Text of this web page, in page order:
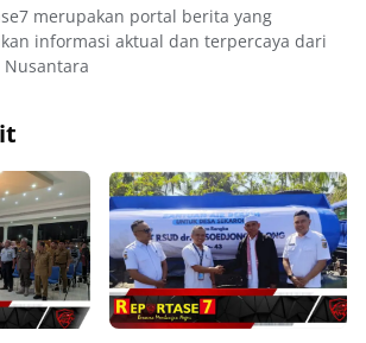
merupakan portal berita yang
informasi aktual dan terpercaya dari